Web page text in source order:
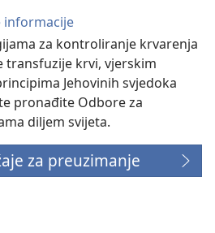
informacije
za kontroliranje krvarenja
transfuzije krvi, vjerskim
Jehovinih svjedoka
pronađite Odbore za
diljem svijeta.
za preuzimanje